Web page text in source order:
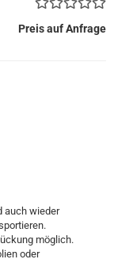
Preis auf Anfrage
auch wieder
möglich.
oder